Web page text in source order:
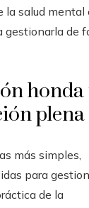
la salud mental
gestionarla de
honda
plena
más simples,
para
de la